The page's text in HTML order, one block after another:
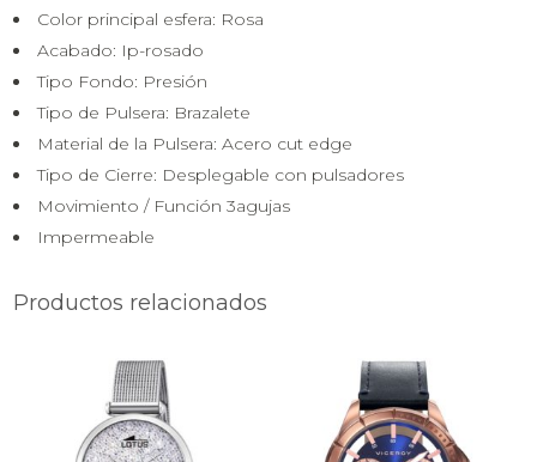
Color principal esfera: Rosa
Acabado: Ip-rosado
Tipo Fondo: Presión
Tipo de Pulsera: Brazalete
Material de la Pulsera:Acero cut edge
Tipo de Cierre: Desplegable con pulsadores
Movimiento / Función3agujas
Impermeable
Productos relacionados